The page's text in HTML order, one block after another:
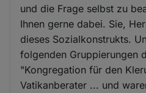
und die Frage selbst zu
Ihnen gerne dabei. Sie,
dieses Sozialkonstrukts.
folgenden Gruppierungen
"Kongregation für den
Vatikanberater ... und